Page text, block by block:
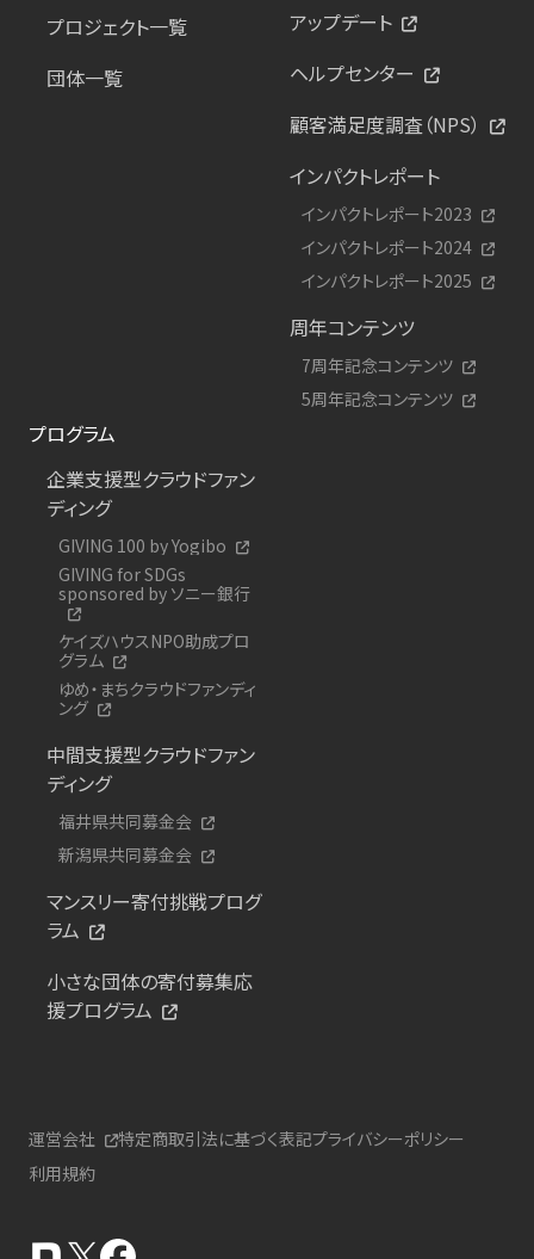
プロジェクト一覧
団体一覧
アップデート
ヘルプセンター
顧客満足度調査（NPS）
インパクトレポート
インパクトレポート2023
インパクトレポート2024
インパクトレポート2025
周年コンテンツ
7周年記念コンテンツ
5周年記念コンテンツ
プログラム
企業支援型クラウドファン
ディング
GIVING 100 by Yogibo
GIVING for SDGs
sponsored by ソニー銀行
ケイズハウスNPO助成プロ
グラム
ゆめ・まちクラウドファンディ
ング
中間支援型クラウドファン
ディング
福井県共同募金会
新潟県共同募金会
マンスリー寄付挑戦プログ
ラム
小さな団体の寄付募集応
援プログラム
運営会社 特定商取引法に基づく表記プライバシーポリシー
利用規約